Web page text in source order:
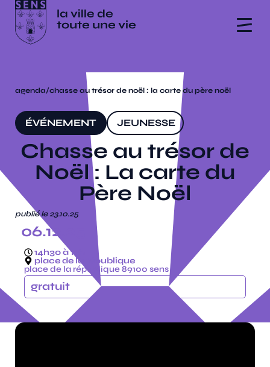
agenda/chasse au trésor de noël : la carte du père noël
ÉVÉNEMENT JEUNESSE
Chasse au trésor de
Noël : La carte du
Père Noël
publié le 23.10.25
06.12.25
14h30 à 17h
place de la république
place de la république 89100 sens
gratuit